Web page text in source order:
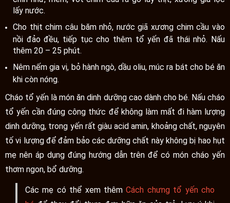
lấy nước.
Cho thịt chim câu băm nhỏ, nước giã xương chim cầu vào
nồi đảo đều, tiếp tục cho thêm tổ yến đã thái nhỏ. Nấu
thêm 20 – 25 phút.
Nêm nếm gia vị, bỏ hành ngò, dầu oliu, múc ra bát cho bé ăn
khi còn nóng.
Cháo tổ yến là món ăn dinh dưỡng cao dành cho bé. Nấu cháo
tổ yến cần đúng công thức để không làm mất đi hàm lượng
dinh dưỡng, trong yến rất giàu acid amin, khoảng chất, nguyên
tố vi lượng để đảm bảo các dưỡng chất này không bị hao hụt
mẹ nên áp dụng đúng hướng dẫn trên để có món cháo yến
thơm ngon, bổ dưỡng.
Các mẹ có thể xem thêmCách chưng tổ yến cho